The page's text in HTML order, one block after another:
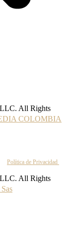
All Rights
COLOMBIA
Política de Privacidad
All Rights